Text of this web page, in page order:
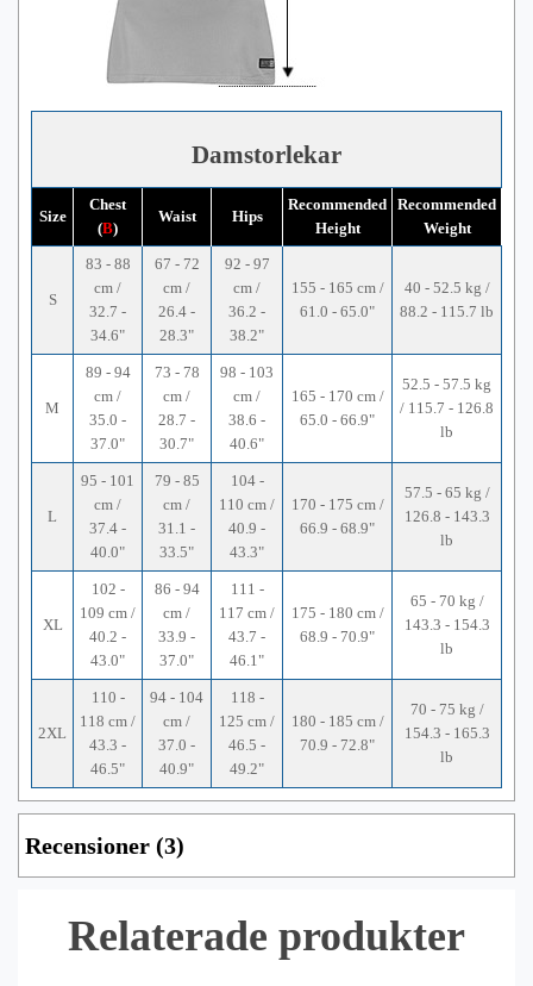
Damstorlekar
Size
Chest
(B)
Waist Hips
Recommended
Height
Recommended
Weight
S
83 - 88
cm /
32.7 -
34.6"
67 - 72
cm /
26.4 -
28.3"
92 - 97
cm /
36.2 -
38.2"
155 - 165 cm /
61.0 - 65.0"
40 - 52.5 kg /
88.2 - 115.7 lb
M
89 - 94
cm /
35.0 -
37.0"
73 - 78
cm /
28.7 -
30.7"
98 - 103
cm /
38.6 -
40.6"
165 - 170 cm /
65.0 - 66.9"
52.5 - 57.5 kg
/ 115.7 - 126.8
lb
L
95 - 101
cm /
37.4 -
40.0"
79 - 85
cm /
31.1 -
33.5"
104 -
110 cm /
40.9 -
43.3"
170 - 175 cm /
66.9 - 68.9"
57.5 - 65 kg /
126.8 - 143.3
lb
XL
102 -
109 cm /
40.2 -
43.0"
86 - 94
cm /
33.9 -
37.0"
111 -
117 cm /
43.7 -
46.1"
175 - 180 cm /
68.9 - 70.9"
65 - 70 kg /
143.3 - 154.3
lb
2XL
110 -
118 cm /
43.3 -
46.5"
94 - 104
cm /
37.0 -
40.9"
118 -
125 cm /
46.5 -
49.2"
180 - 185 cm /
70.9 - 72.8"
70 - 75 kg /
154.3 - 165.3
lb
Recensioner (3)
Relaterade produkter